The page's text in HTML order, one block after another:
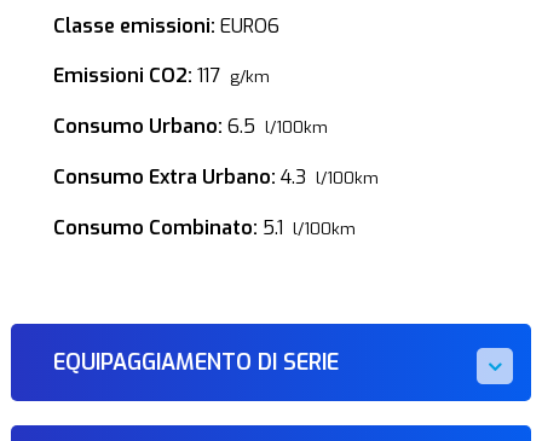
Classe emissioni: EURO6
Emissioni CO2: 117 g/km
Consumo Urbano: 6.5 l/100km
Consumo Extra Urbano: 4.3 l/100km
Consumo Combinato: 5.1 l/100km
EQUIPAGGIAMENTO DI SERIE